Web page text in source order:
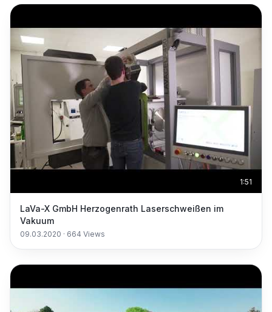
1:51
LaVa-X GmbH Herzogenrath Laserschweißen im
Vakuum
09.03.2020 · 664 Views